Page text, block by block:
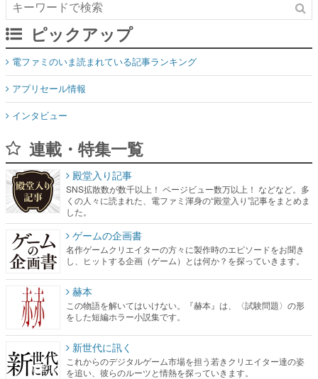
ピックアップ
電ファミのいま読まれている記事ランキング
アプリセール情報
インタビュー
連載・特集一覧
殿堂入り記事
SNS拡散数が数千以上！ ページビュー数万以上！ などなど。多
くの人々に読まれた、電ファミ渾身の“殿堂入り”記事をまとめま
した。
ゲームの企画書
名作ゲームクリエイターの方々に製作時のエピソードをお聞き
し、ヒットする企画（ゲーム）とは何か？を探っていきます。
赫本
この物語を解いてはいけない。『赫本』は、〈試験問題〉の形
をした短編ホラー小説集です。
新世代に訊く
これからのデジタルゲーム市場を担う若きクリエイター達の姿
を追い、彼らのルーツと情熱を探っていきます。